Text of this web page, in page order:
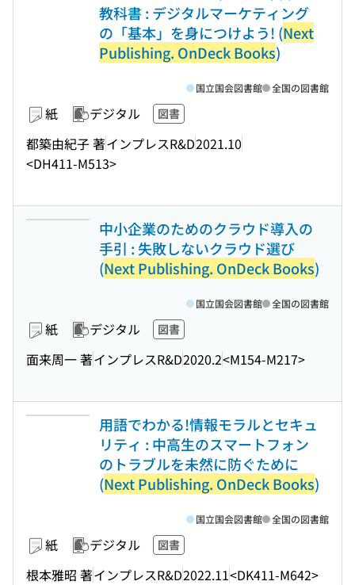
教科書 : デジタルマーケティング
の「基本」を身につけよう! (Next
Publishing. OnDeck Books)
紙 デジタル 図書
都築由紀子 著インプレスR&D2021.10
<DH411-M513>
国立国会図書館 全国の図書館
中小企業のためのクラウド導入の
手引 : 失敗しないクラウド選び
(Next Publishing. OnDeck Books)
紙 デジタル 図書
面来周一 著インプレスR&D2020.2<M154-M217>
国立国会図書館 全国の図書館
用語でわかる!情報モラルとセキュ
リティ : 中高生のスマートフォン
のトラブルを未然に防ぐために
(Next Publishing. OnDeck Books)
紙 デジタル 図書
根本雅昭 著インプレスR&D2022.11<DK411-M642>
国立国会図書館 全国の図書館